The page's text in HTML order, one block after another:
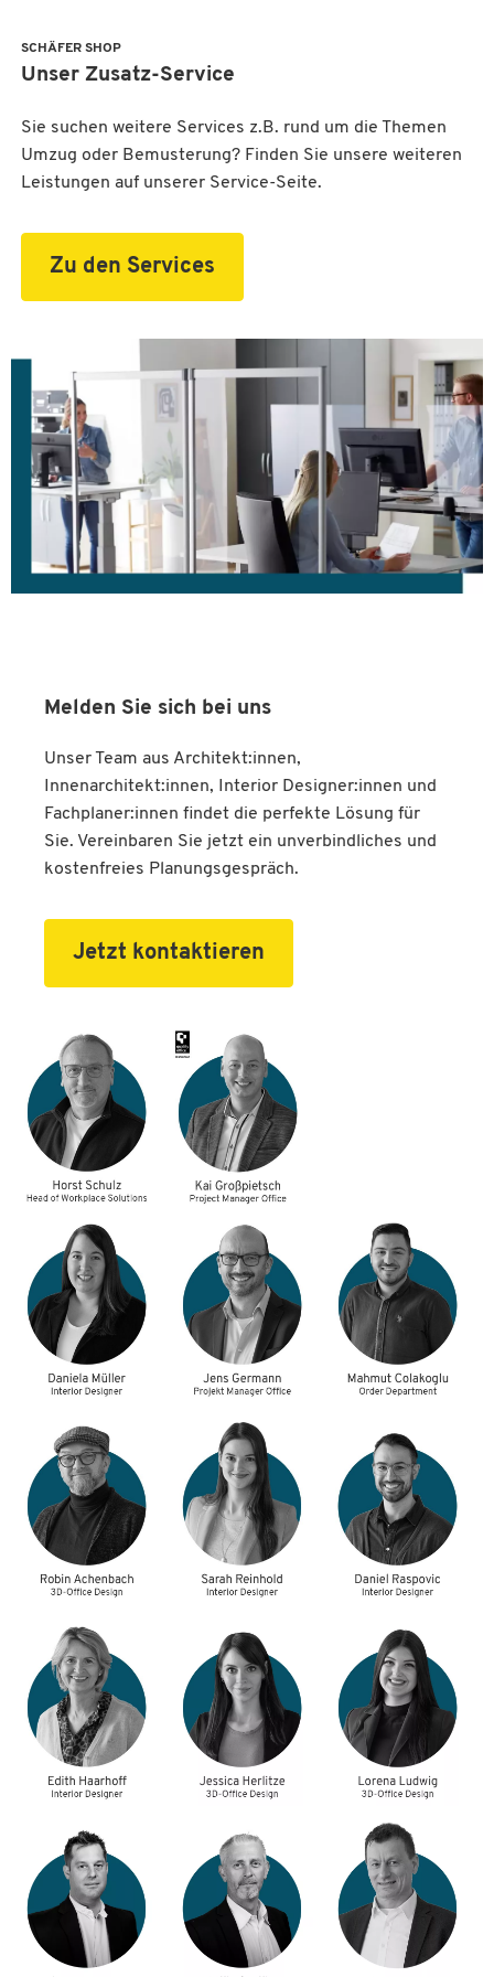
Eingangsbereichen oder Lounges
Durchdachte Einrichtung und Ausstattung Ihrer
plattformunabhängigen Konferenzraumsystem (TVs,
Telefonanlagen, Konferenzanlagen, Lautsprecher,
Soft- und Hardware Ausstattung für Ihre Raumbuchung
SCHÄFER SHOP
Unser Zusatz-Service
Sie suchen weitere Services z.B. rund um die Themen
Umzug oder Bemusterung? Finden Sie unsere weiteren
Leistungen auf unserer Service-Seite.
Zu den Services
Melden Sie sich bei uns
Unser Team aus Architekt:innen,
Innenarchitekt:innen, Interior Designer:innen und
Fachplaner:innen findet die perfekte Lösung für
Sie. Vereinbaren Sie jetzt ein unverbindliches und
kostenfreies Planungsgespräch.
Jetzt kontaktieren